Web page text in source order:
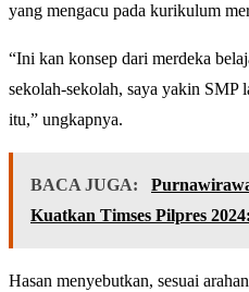
yang mengacu pada kurikulum
“Ini kan konsep dari merdeka
sekolah-sekolah, saya yakin SMP
itu,” ungkapnya.
BACA JUGA:
Kuatkan Timses Pilpres
Hasan menyebutkan, sesuai